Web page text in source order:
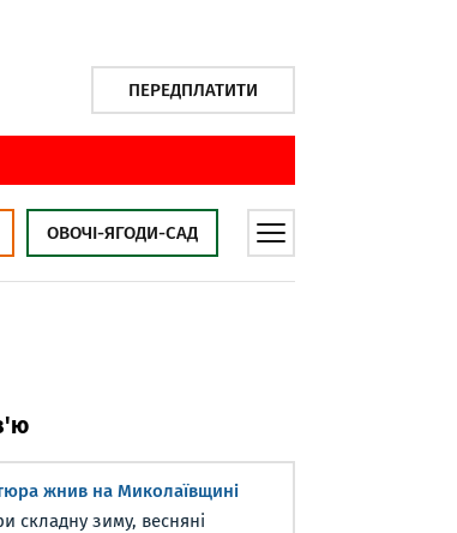
ПЕРЕДПЛАТИТИ
ОВОЧІ-ЯГОДИ-САД
жнив на Миколаївщині
складну зиму, весняні